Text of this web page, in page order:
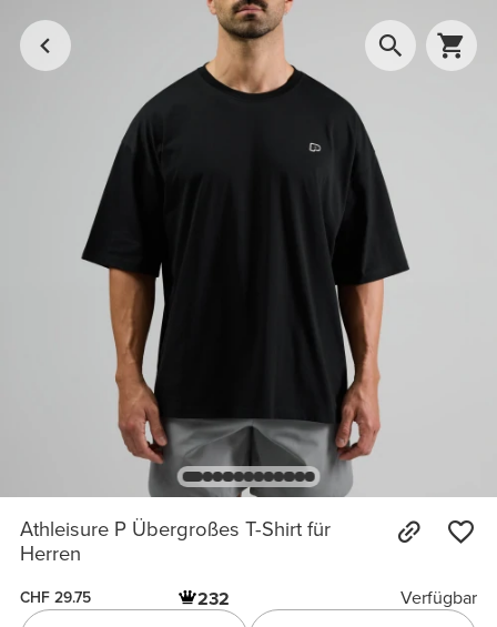
Athleisure P Übergroßes T-Shirt für
Herren
CHF 29.75 232
Verfügbar